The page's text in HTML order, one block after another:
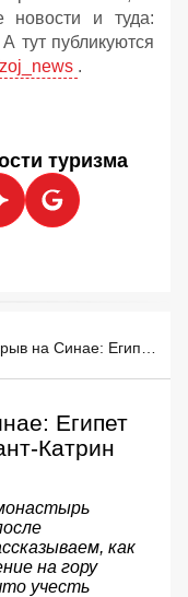
новости и туда:
А тут публикуются
.
туризма
Египет
Катрин
как
на гору
учесть